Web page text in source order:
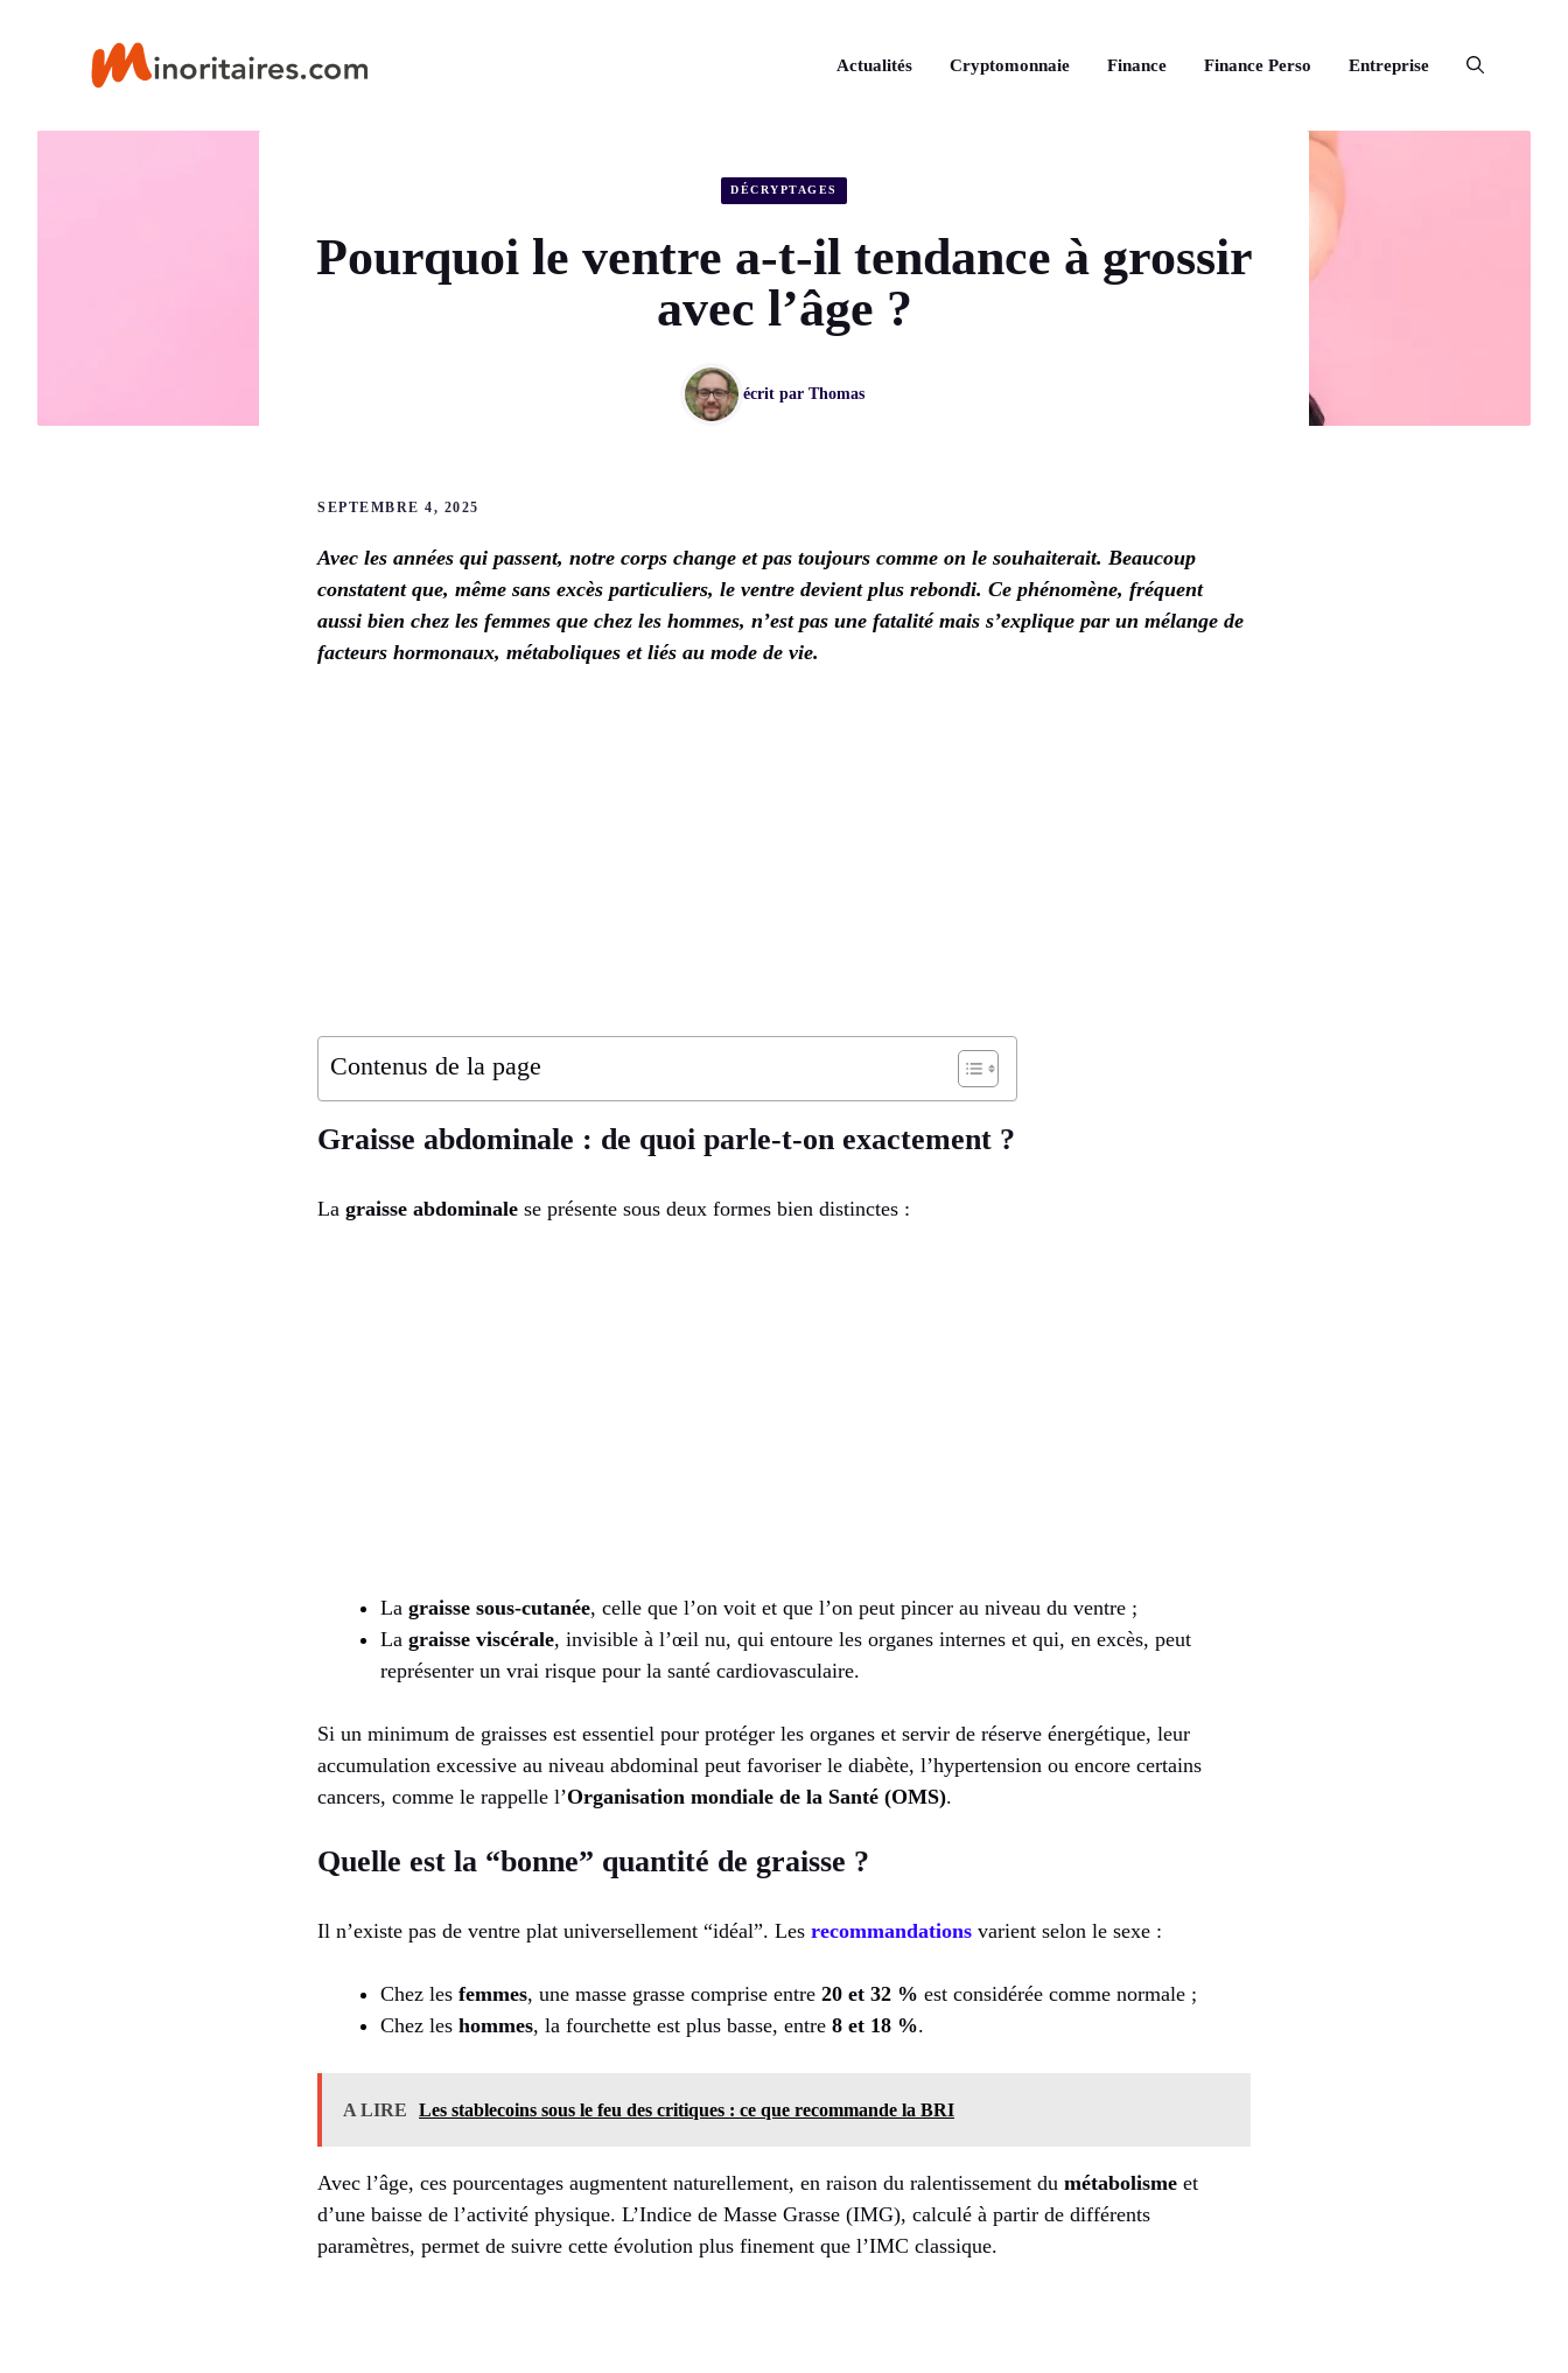
Actualités Cryptomonnaie Finance Finance Perso Entreprise
DÉCRYPTAGES
Pourquoi le ventre a-t-il tendance à grossir
avec l’âge ?
écrit par Thomas
SEPTEMBRE 4, 2025
Avec les années qui passent, notre corps change et pas toujours comme on le souhaiterait. Beaucoup
constatent que, même sans excès particuliers, le ventre devient plus rebondi. Ce phénomène, fréquent
aussi bien chez les femmes que chez les hommes, n’est pas une fatalité mais s’explique par un mélange de
facteurs hormonaux, métaboliques et liés au mode de vie.
Contenus de la page
Graisse abdominale : de quoi parle-t-on exactement ?
La graisse abdominale se présente sous deux formes bien distinctes :
La graisse sous-cutanée, celle que l’on voit et que l’on peut pincer au niveau du ventre ;
La graisse viscérale, invisible à l’œil nu, qui entoure les organes internes et qui, en excès, peut
représenter un vrai risque pour la santé cardiovasculaire.
Si un minimum de graisses est essentiel pour protéger les organes et servir de réserve énergétique, leur
accumulation excessive au niveau abdominal peut favoriser le diabète, l’hypertension ou encore certains
cancers, comme le rappelle l’Organisation mondiale de la Santé (OMS).
Quelle est la “bonne” quantité de graisse ?
Il n’existe pas de ventre plat universellement “idéal”. Les recommandations varient selon le sexe :
Chez les femmes, une masse grasse comprise entre 20 et 32 % est considérée comme normale ;
Chez les hommes, la fourchette est plus basse, entre 8 et 18 %.
A LIRE Les stablecoins sous le feu des critiques : ce que recommande la BRI
Avec l’âge, ces pourcentages augmentent naturellement, en raison du ralentissement du métabolisme et
d’une baisse de l’activité physique. L’Indice de Masse Grasse (IMG), calculé à partir de différents
paramètres, permet de suivre cette évolution plus finement que l’IMC classique.